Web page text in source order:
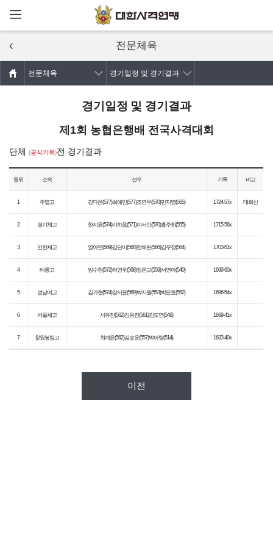
주요콘텐츠로
전문체육
전문체육 경기일정 및 경기결과
경기일정 및 경기결과
제1회 농협은행배 전국사격대회
단체 (공식기록)전 경기결과
등위 소속 선수 기록 비고
1 주엽고 강다은(577)최예인(577)조연우(570)민지영(565) 1724-57x 대회신
2 경기체고 한지윤(574)이하음(571)이서인(570)홍주희(555) 1715-56x
3 인천체고 염아연(569)김단비(568)한채린(566)김우정(564) 1703-51x
4 태릉고 임수현(572)허연우(568)정은교(559)서연아(540) 1699-60x
5 성남여고 김가현(574)장서윤(569)박지원(553)박은효(552) 1696-54x
6 서울체고 서유진(562)김유진(561)김도연(546) 1669-41x
7 창원봉림고 최예윤(562)김승윤(557)박아량(514) 1633-40x
이전